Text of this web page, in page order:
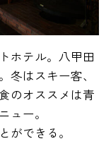
ホテル。八甲田
冬はスキー客、
のオススメは青
ュー。
ができる。